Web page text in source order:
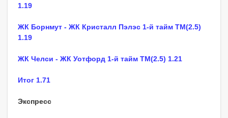
1.19
ЖК Борнмут - ЖК Кристалл Пэлэс 1-й тайм ТМ(2.5)
1.19
ЖК Челси - ЖК Уотфорд 1-й тайм ТМ(2.5) 1.21
Итог 1.71
Экспресс